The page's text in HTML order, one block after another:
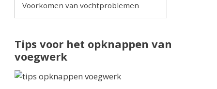
Voorkomen van vochtproblemen
Tips voor het opknappen van
voegwerk